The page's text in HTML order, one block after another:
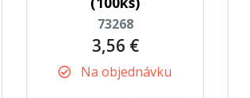
73268
3,56 €
Na objednávku